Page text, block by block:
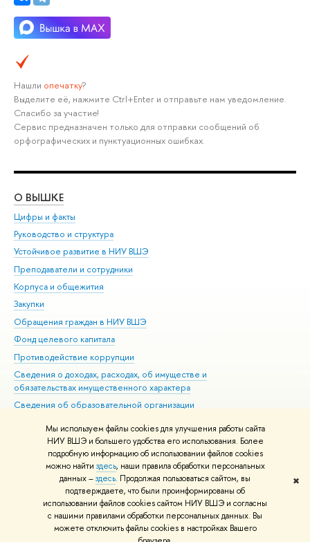
Мы используем файлы cookies для улучшения работы сайта
НИУ ВШЭ и большего удобства его использования. Более
подробную информацию об использовании файлов cookies
можно найти здесь, наши правила обработки персональных
данных –здесь. Продолжая пользоваться сайтом, вы
подтверждаете, что были проинформированы об
использовании файлов cookies сайтом НИУ ВШЭ и согласны
с нашими правилами обработки персональных данных. Вы
можете отключить файлы cookies в настройках Вашего
✖
Нашли опечатку?
Выделите её, нажмите Ctrl+Enter и отправьте нам уведомление.
Спасибо за участие!
Сервис предназначен только для отправки сообщений об
орфографических и пунктуационных ошибках.
О ВЫШКЕ
Цифры и факты
Руководство и структура
Устойчивое развитие в НИУ ВШЭ
Преподаватели и сотрудники
Корпуса и общежития
Закупки
Обращения граждан в НИУ ВШЭ
Фонд целевого капитала
Противодействие коррупции
Сведения о доходах, расходах, об имуществе и
обязательствах имущественного характера
Сведения об образовательной организации
Людям с ограниченными возможностями здоровья
Единая платежная страница
Работа в Вышке
© НИУ ВШЭ 1993–2026 Адреса и контакты Условия использования
материалов Политика конфиденциальности Карта сайта
Шрифты HSE Sans и HSE Slab разработаны вШколе дизайна НИУ ВШЭ